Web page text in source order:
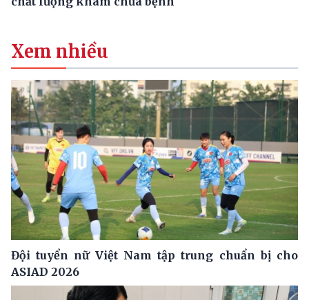
Xem nhiều
Đội tuyển nữ Việt Nam tập trung chuẩn bị cho
ASIAD 2026